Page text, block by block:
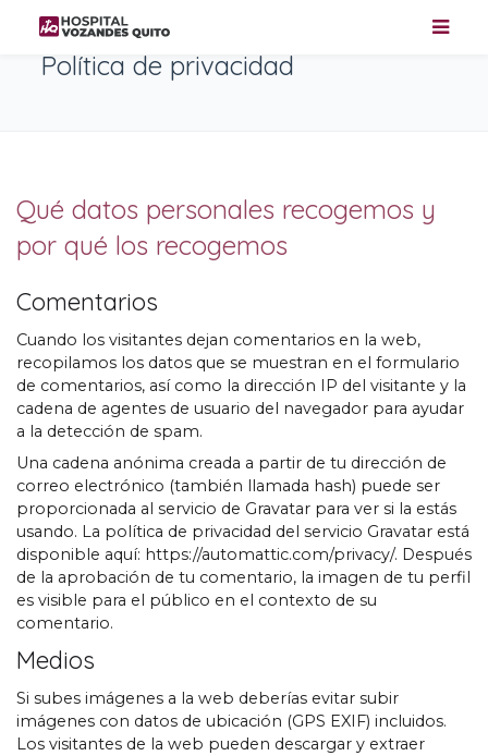
Política de privacidad
Qué datos personales recogemos y
por qué los recogemos
Comentarios
Cuando los visitantes dejan comentarios en la web,
recopilamos los datos que se muestran en el formulario
de comentarios, así como la dirección IP del visitante y la
cadena de agentes de usuario del navegador para ayudar
a la detección de spam.
Una cadena anónima creada a partir de tu dirección de
correo electrónico (también llamada hash) puede ser
proporcionada al servicio de Gravatar para ver si la estás
usando. La política de privacidad del servicio Gravatar está
disponible aquí: https://automattic.com/privacy/. Después
de la aprobación de tu comentario, la imagen de tu perfil
es visible para el público en el contexto de su
comentario.
Medios
Si subes imágenes a la web deberías evitar subir
imágenes con datos de ubicación (GPS EXIF) incluidos.
Los visitantes de la web pueden descargar y extraer